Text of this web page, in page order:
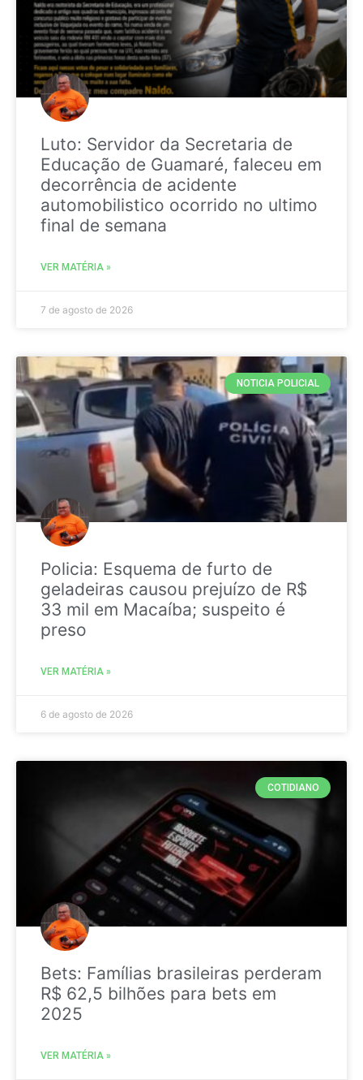
Luto: Servidor da Secretaria de
Educação de Guamaré, faleceu em
decorrência de acidente
automobilistico ocorrido no ultimo
final de semana
VER MATÉRIA »
7 de agosto de 2026
NOTICIA POLICIAL
Policia: Esquema de furto de
geladeiras causou prejuízo de R$
33 mil em Macaíba; suspeito é
preso
VER MATÉRIA »
6 de agosto de 2026
COTIDIANO
Bets: Famílias brasileiras perderam
R$ 62,5 bilhões para bets em
2025
VER MATÉRIA »